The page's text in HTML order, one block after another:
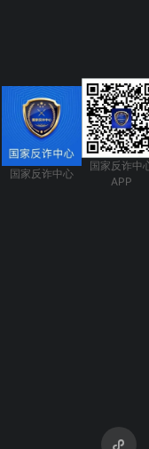
国家反诈中心
国家反诈中
APP